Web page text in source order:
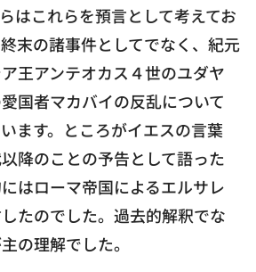
はこれらを預言として考えてお
末の諸事件としてでなく、紀元
王アンテオカス４世のユダヤ
国者マカバイの反乱について
ます。ところがイエスの言葉
降のことの予告として語った
はローマ帝国によるエルサレ
たのでした。過去的解釈でな
の理解でした。